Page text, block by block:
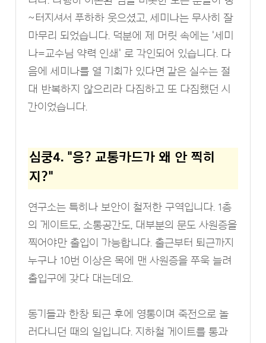
~터지셔서 푸하하 웃으셨고, 세미나는 무사히 잘
마무리 되었습니다. 덕분에 제 머릿 속에는 '세미
나=교수님 약력 인쇄' 로 각인되어 있습니다. 다
음에 세미나를 열 기회가 있다면 같은 실수는 절
대 반복하지 않으리라 다짐하고 또 다짐했던 시
간이었습니다.
심쿵4. "응? 교통카드가 왜 안 찍히
지?"
연구소는 특히나 보안이 철저한 구역입니다. 1층
의 게이트도, 소통공간도, 대부분의 문도 사원증을
찍어야만 출입이 가능합니다. 출근부터 퇴근까지
누구나 10번 이상은 목에 맨 사원증을 쭈욱 늘려
출입구에 갖다 대는데요.
동기들과 한창 퇴근 후에 영통이며 죽전으로 놀
러다니던 때의 일입니다. 지하철 게이트를 통과